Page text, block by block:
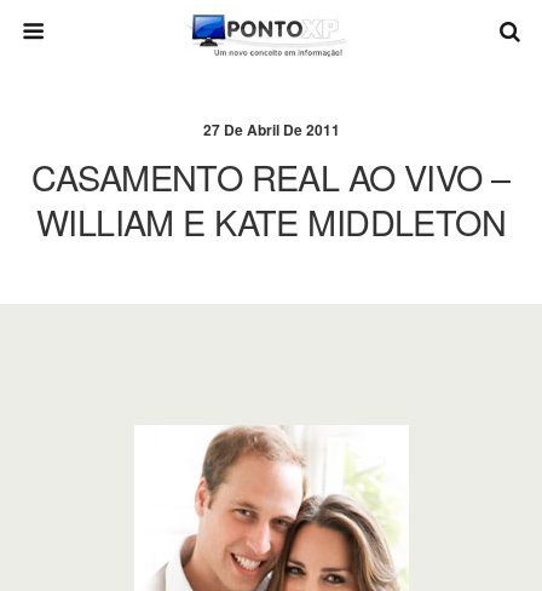
27 De Abril De 2011
CASAMENTO REAL AO VIVO –
WILLIAM E KATE MIDDLETON